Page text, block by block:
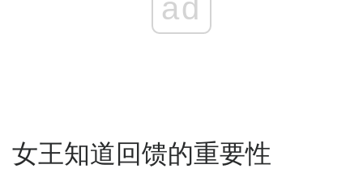
ad
女王知道回馈的重要性